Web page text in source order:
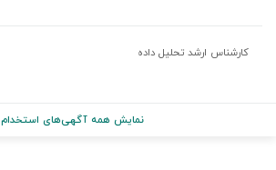
کارشناس ارشد تحلیل داده
نمایش همه آگهی‌های استخدام